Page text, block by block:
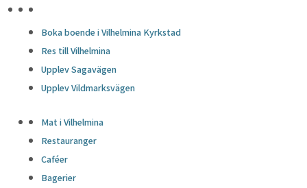
Boka boende i Vilhelmina Kyrkstad
Res till Vilhelmina
Upplev Sagavägen
Upplev Vildmarksvägen
Mat i Vilhelmina
Restauranger
Caféer
Bagerier